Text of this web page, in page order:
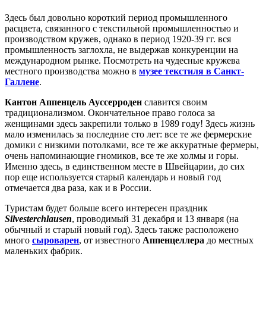
Здесь был довольно короткий период промышленного
расцвета, связанного с текстильной промышленностью и
производством кружев, однако в период 1920-39 гг. вся
промышленность заглохла, не выдержав конкуренции на
международном рынке. Посмотреть на чудесные кружева
местного производства можно в музее текстиля в Санкт-
Галлене.
Кантон Аппенцель Ауссерроден славится своим
традиционализмом. Окончательное право голоса за
женщинами здесь закрепили только в 1989 году! Здесь жизнь
мало изменилась за последние сто лет: все те же фермерские
домики с низкими потолками, все те же аккуратные фермеры,
очень напоминающие гномиков, все те же холмы и горы.
Именно здесь, в единственном месте в Швейцарии, до сих
пор еще используется старый календарь и новый год
отмечается два раза, как и в России.
Туристам будет больше всего интересен праздник
Silvesterchlausen, проводимый 31 декабря и 13 января (на
обычный и старый новый год). Здесь также расположено
много сыроварен, от известного Аппенцеллера до местных
маленьких фабрик.